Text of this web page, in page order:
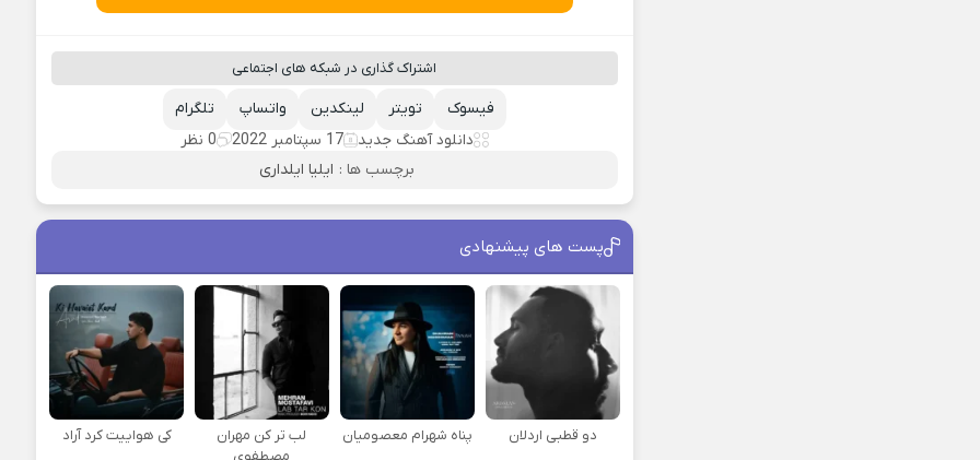
اشتراک گذاری در شبکه های اجتماعی
تلگرام واتساپ لینکدین تویتر
فیسوک
دانلود آهنگ جدید
17 سپتامبر 2022
0 نظر
برچسب ها : ایلیا ایلداری
پست های پیشنهادی
دو قطبی اردلان پناه شهرام معصومیان
لب تر کن مهران
مصطفوی
کی هواییت کرد آراد